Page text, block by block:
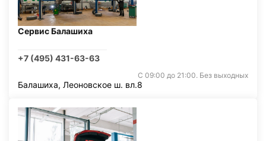
Сервис Балашиха
+7 (495) 431-63-63
С 09:00 до 21:00. Без выходных
Балашиха, Леоновское ш. вл.8